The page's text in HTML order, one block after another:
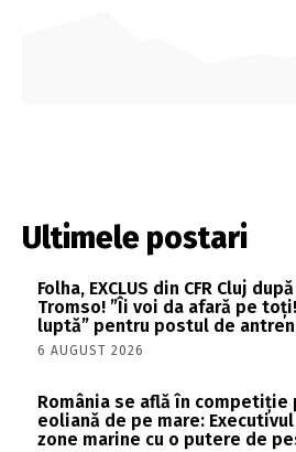
Ultimele postari
Folha, EXCLUS din CFR Cluj
Tromso! ”Îi voi da afară pe
luptă” pentru postul de
6 AUGUST 2026
România se află în competiție
eoliană de pe mare:
zone marine cu o putere de